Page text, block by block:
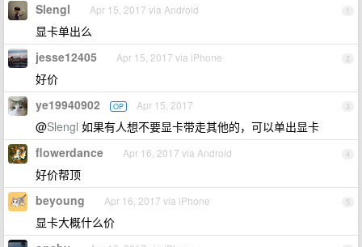
1
Slengl Apr 15, 2017 via Android
显卡单出么
2
jesse12405 Apr 15, 2017 via iPhone
好价
3
ye19940902 OP Apr 15, 2017
@Slengl 如果有人想不要显卡带走其他的，可以单出显卡
4
flowerdance Apr 16, 2017 via Android
好价帮顶
5
beyoung Apr 16, 2017 via iPhone
显卡大概什么价